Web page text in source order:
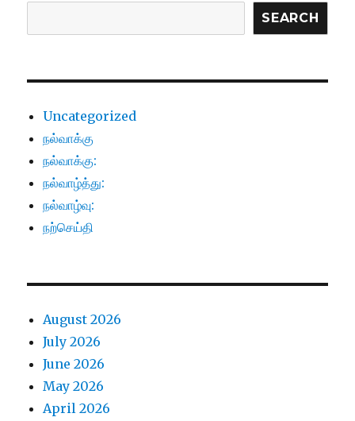
SEARCH
Uncategorized
நல்வாக்கு
நல்வாக்கு:
நல்வாழ்த்து:
நல்வாழ்வு:
நற்செய்தி
August 2026
July 2026
June 2026
May 2026
April 2026